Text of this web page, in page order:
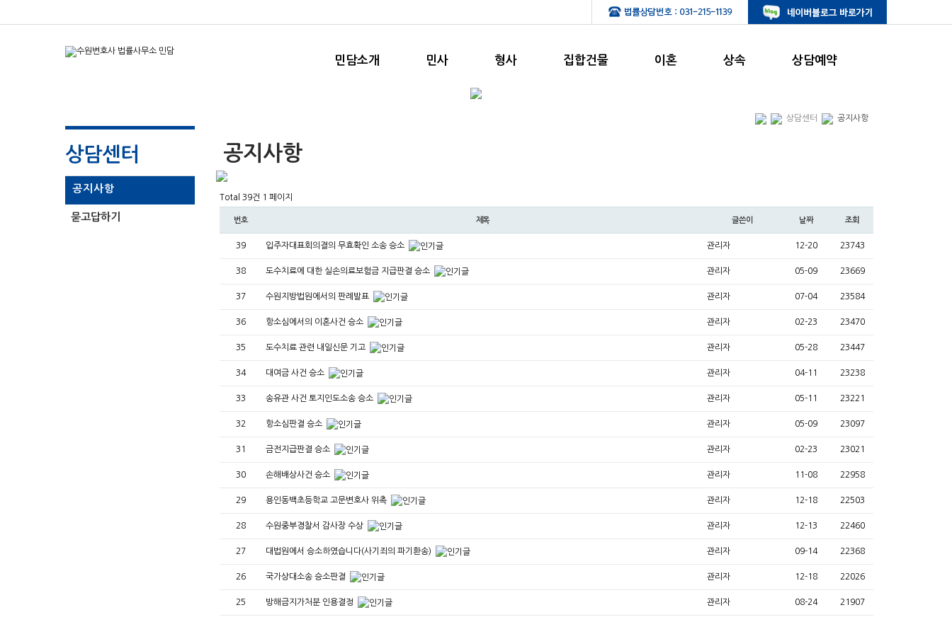
민담소개 민사 형사 집합건물 이혼 상속 상담예약
상담센터
공지사항
묻고답하기
상담센터 공지사항
공지사항
Total 39건 1 페이지
번호 제목 글쓴이 날짜 조회
39 입주자대표회의결의 무효확인 소송 승소 관리자 12-20 23743
38 도수치료에 대한 실손의료보험금 지급판결 승소 관리자 05-09 23669
37 수원지방법원에서의 판례발표 관리자 07-04 23584
36 항소심에서의 이혼사건 승소 관리자 02-23 23470
35 도수치료 관련 내일신문 기고 관리자 05-28 23447
34 대여금 사건 승소 관리자 04-11 23238
33 송유관 사건 토지인도소송 승소 관리자 05-11 23221
32 항소심판결 승소 관리자 05-09 23097
31 금전지급판결 승소 관리자 02-23 23021
30 손해배상사건 승소 관리자 11-08 22958
29 용인동백초등학교 고문변호사 위촉 관리자 12-18 22503
28 수원중부경찰서 감사장 수상 관리자 12-13 22460
27 대법원에서 승소하였습니다(사기죄의 파기환송) 관리자 09-14 22368
26 국가상대소송 승소판결 관리자 12-18 22026
25 방해금지가처분 인용결정 관리자 08-24 21907